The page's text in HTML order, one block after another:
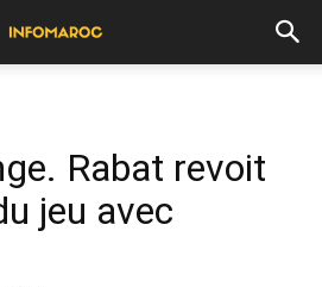
Rabat revoit
jeu avec